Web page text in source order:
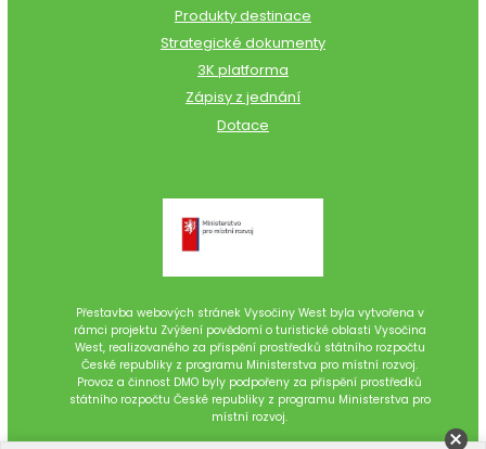
Produkty destinace
Strategické dokumenty
3K platforma
Zápisy z jednání
Dotace
Přestavba webových stránek Vysočiny West byla vytvořena v
rámci projektu Zvýšení povědomí o turistické oblasti Vysočina
West, realizovaného za přispění prostředků státního rozpočtu
České republiky z programu Ministerstva pro místní rozvoj.
Provoz a činnost DMO byly podpořeny za přispění prostředků
státního rozpočtu České republiky z programu Ministerstva pro
místní rozvoj.